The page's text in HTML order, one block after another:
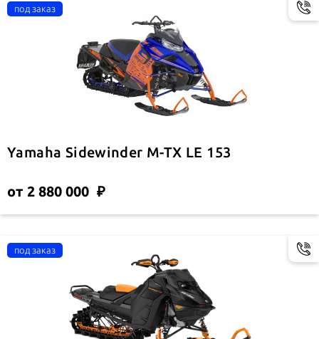
Yamaha Sidewinder M-TX LE 153
от 2 880 000